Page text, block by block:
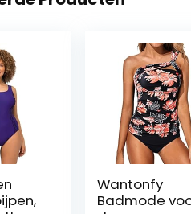
Wantonfy
Badmode